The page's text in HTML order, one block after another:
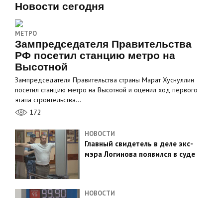
Новости сегодня
МЕТРО
Зампредседателя Правительства
РФ посетил станцию метро на
Высотной
Зампредседателя Правительства страны Марат Хуснуллин
посетил станцию метро на Высотной и оценил ход первого
этапа строительства…
172
НОВОСТИ
Главный свидетель в деле экс-
мэра Логинова появился в суде
НОВОСТИ